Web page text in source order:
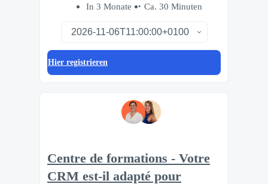
In 3 Monate Ca. 30 Minuten
Hier registrieren
Centre de formations - Votre
CRM est-il adapté pour